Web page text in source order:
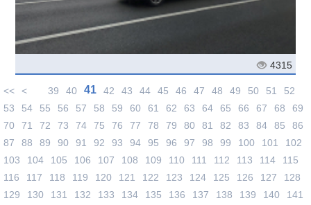
4315
<< < 39 40 41 42 43 44 45 46 47 48 49 50 51
52
53
54 55 56 57 58 59 60 61 62 63 64 65 66 67 68
69
70
71 72 73 74 75 76 77 78 79 80 81 82 83 84 85
86
87
88 89 90 91 92 93 94 95 96 97 98 99 100 101
102
103
104 105 106 107 108 109 110 111 112 113 114
115
116
117 118 119 120 121 122 123 124 125 126 127
128
129
130 131 132 133 134 135 136 137 138 139 140
141